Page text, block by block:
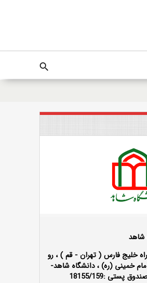
search
خلیج فارس ( تهران - قم ) ، رو
خمینی (ره) ، دانشگاه شاهد-